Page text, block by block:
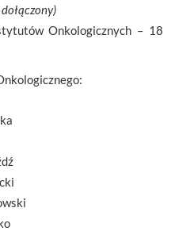
Onkologicznych – 18